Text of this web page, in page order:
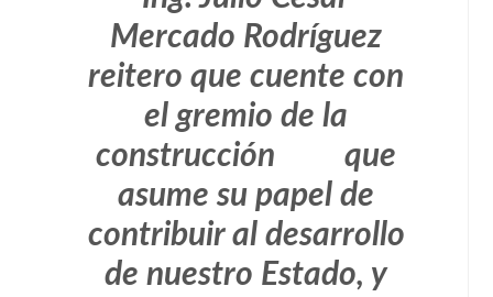
Mercado Rodríguez
reitero que cuente con
el gremio de la
construcción que
asume su papel de
contribuir al desarrollo
de nuestro Estado, y